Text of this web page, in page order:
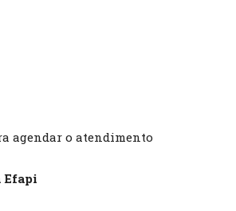
agendar o atendimento
Efapi